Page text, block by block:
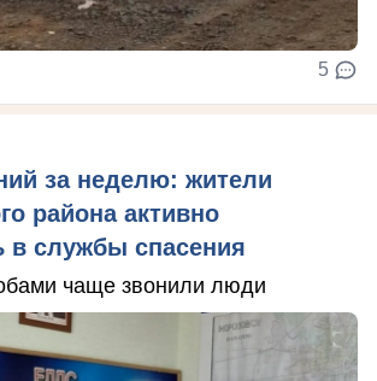
5
за неделю: жители
района активно
в службы спасения
чаще звонили люди